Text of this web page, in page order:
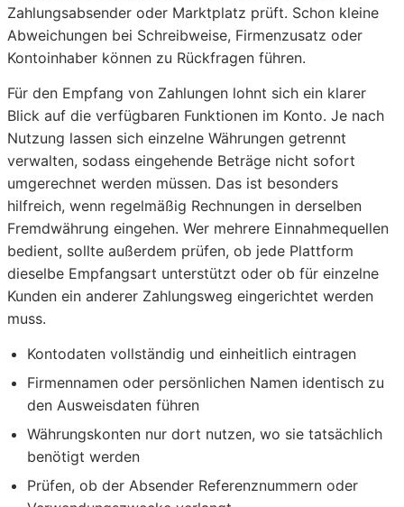
Zahlungsabsender oder Marktplatz prüft. Schon kleine
Abweichungen bei Schreibweise, Firmenzusatz oder
Kontoinhaber können zu Rückfragen führen.
Für den Empfang von Zahlungen lohnt sich ein klarer
Blick auf die verfügbaren Funktionen im Konto. Je nach
Nutzung lassen sich einzelne Währungen getrennt
verwalten, sodass eingehende Beträge nicht sofort
umgerechnet werden müssen. Das ist besonders
hilfreich, wenn regelmäßig Rechnungen in derselben
Fremdwährung eingehen. Wer mehrere Einnahmequellen
bedient, sollte außerdem prüfen, ob jede Plattform
dieselbe Empfangsart unterstützt oder ob für einzelne
Kunden ein anderer Zahlungsweg eingerichtet werden
muss.
Kontodaten vollständig und einheitlich eintragen
Firmennamen oder persönlichen Namen identisch zu
den Ausweisdaten führen
Währungskonten nur dort nutzen, wo sie tatsächlich
benötigt werden
Prüfen, ob der Absender Referenznummern oder